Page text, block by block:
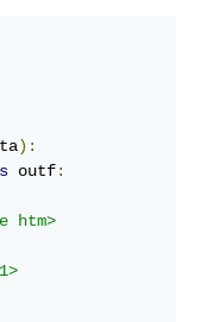
):
outf:
htm>